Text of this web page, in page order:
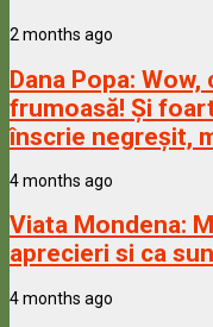
2 months ago
Dana Popa: Wow,
frumoasă! Și
înscrie negreșit,
4 months ago
Viata Mondena:
aprecieri si ca
4 months ago